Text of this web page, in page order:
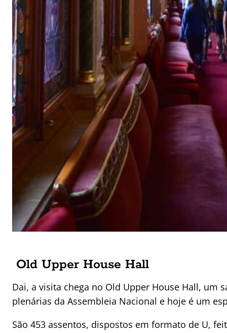
Old Upper House Hall
Dai, a visita chega no Old Upper House Hall, um
plenárias da Assembleia Nacional e hoje é um
São 453 assentos, dispostos em formato de U,